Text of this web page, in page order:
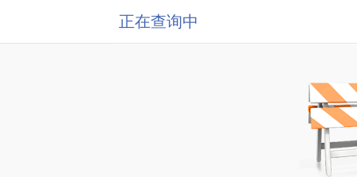
正在查询中